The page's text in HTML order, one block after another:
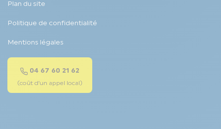
Plan du site
Politique de confidentialité
Mentions légales
04 67 60 21 62
(coût d’un appel local)